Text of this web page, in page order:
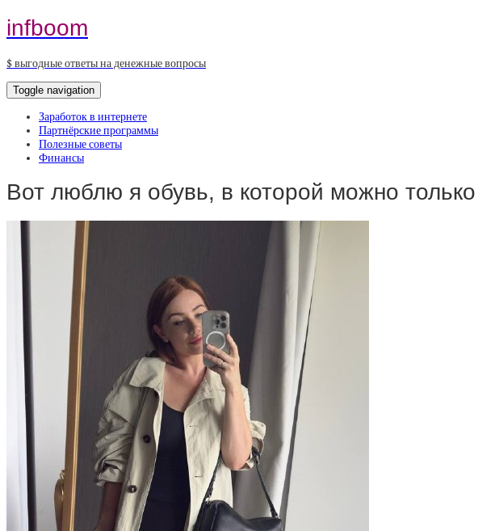
infboom
$ выгодные ответы на денежные вопросы
Toggle navigation
Заработок в интернете
Партнёрские программы
Полезные советы
Финансы
Вот люблю я обувь, в которой можно